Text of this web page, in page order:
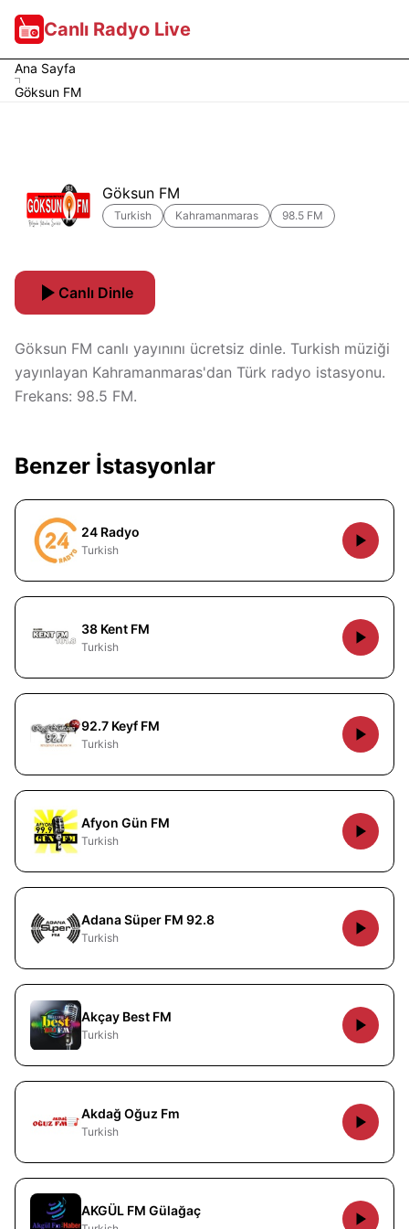
Canlı Radyo Live
Ana Sayfa
Göksun FM
Göksun FM
Turkish Kahramanmaras 98.5 FM
Canlı Dinle
Göksun FM canlı yayınını ücretsiz dinle. Turkish müziği
yayınlayan Kahramanmaras'dan Türk radyo istasyonu.
Frekans: 98.5 FM.
Benzer İstasyonlar
24 Radyo
Turkish
38 Kent FM
Turkish
92.7 Keyf FM
Turkish
Afyon Gün FM
Turkish
Adana Süper FM 92.8
Turkish
Akçay Best FM
Turkish
Akdağ Oğuz Fm
Turkish
AKGÜL FM Gülağaç